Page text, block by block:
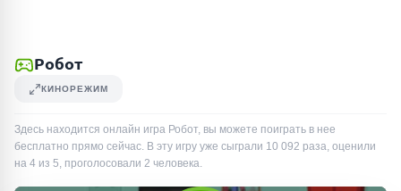
Робот
КИНОРЕЖИМ
Здесь находится онлайн игра Робот, вы можете поиграть в нее
бесплатно прямо сейчас. В эту игру уже сыграли 10 092 раза, оценили
на 4 из 5, проголосовали 2 человека.